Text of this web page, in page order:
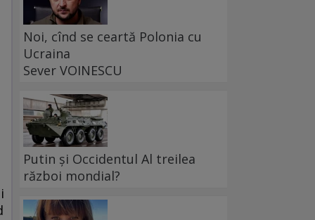
Noi, cînd se ceartă Polonia cu
Ucraina
Sever VOINESCU
Putin și Occidentul Al treilea
război mondial?